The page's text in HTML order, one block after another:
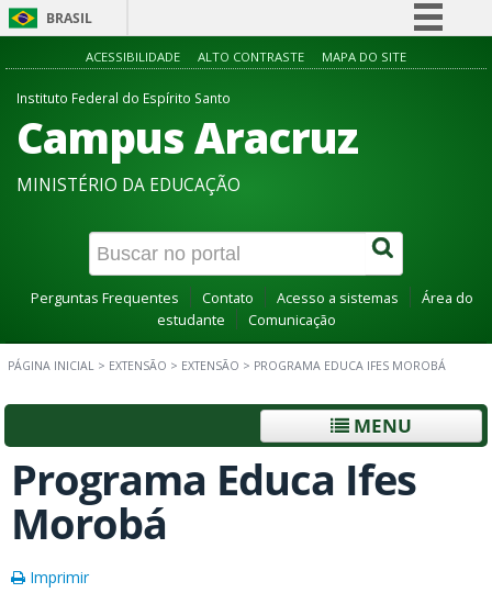
BRASIL
Simplifique!
Acesso à informação
Canais
ACESSIBILIDADE ALTO CONTRASTE MAPA DO SITE
Instituto Federal do Espírito Santo
Campus Aracruz
MINISTÉRIO DA EDUCAÇÃO
Perguntas Frequentes Contato Acesso a sistemas
Área do
estudante
Comunicação
PÁGINA INICIAL > EXTENSÃO > EXTENSÃO > PROGRAMA EDUCA IFES MOROBÁ
MENU
Programa Educa Ifes
Morobá
Imprimir